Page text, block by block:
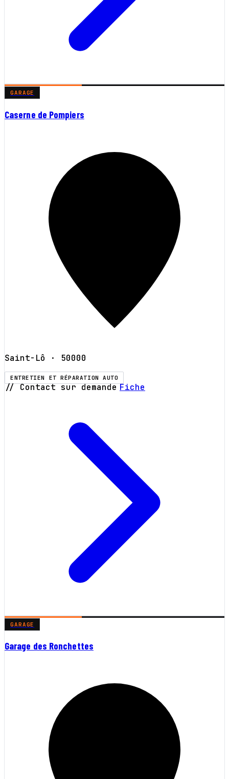
GARAGE
Caserne de Pompiers
Saint-Lô · 50000
ENTRETIEN ET RÉPARATION AUTO
// Contact sur demande Fiche
GARAGE
Garage des Ronchettes